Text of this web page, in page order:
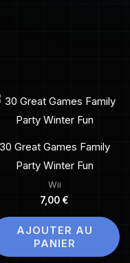
30 Great Games Family
Party Winter Fun
Wii
7,00 €
AJOUTER AU
PANIER